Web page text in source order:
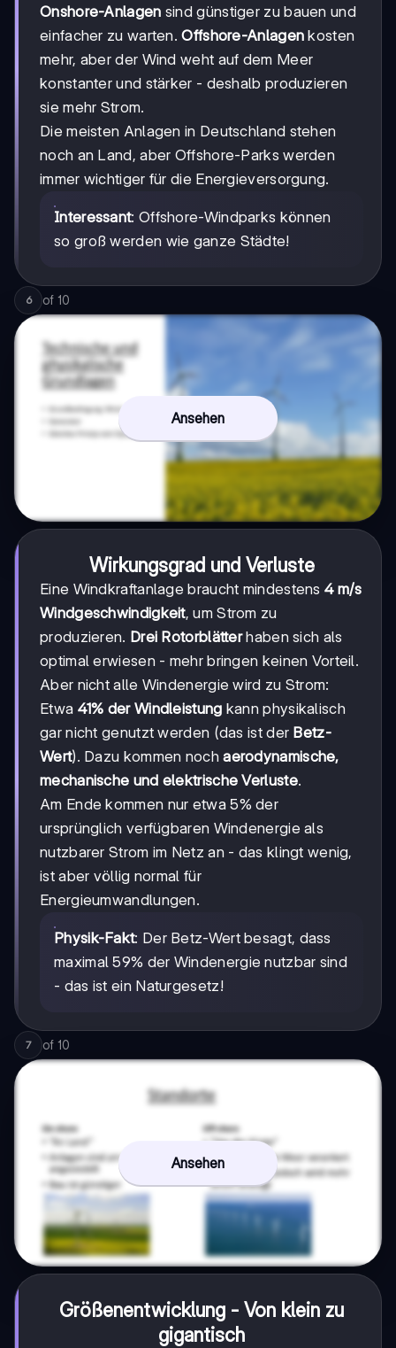
Onshore-Anlagen sind günstiger zu bauen und
einfacher zu warten.Offshore-Anlagen kosten
mehr, aber der Wind weht auf dem Meer
konstanter und stärker - deshalb produzieren
sie mehr Strom.
Die meisten Anlagen in Deutschland stehen
noch an Land, aber Offshore-Parks werden
immer wichtiger für die Energieversorgung.
Interessant: Offshore-Windparks können
so groß werden wie ganze Städte!
6 of 10
Ansehen
Wirkungsgrad und Verluste
Eine Windkraftanlage braucht mindestens 4 m/s
Windgeschwindigkeit, um Strom zu
produzieren. Drei Rotorblätterhaben sich als
optimal erwiesen - mehr bringen keinen Vorteil.
Aber nicht alle Windenergie wird zu Strom:
Etwa 41% der Windleistung kann physikalisch
gar nicht genutzt werden (das ist der Betz-
Wert). Dazu kommen nochaerodynamische,
mechanische und elektrische Verluste.
Am Ende kommen nur etwa 5% der
ursprünglich verfügbaren Windenergie als
nutzbarer Strom im Netz an - das klingt wenig,
ist aber völlig normal für
Energieumwandlungen.
Physik-Fakt: Der Betz-Wert besagt, dass
maximal 59% der Windenergie nutzbar sind
- das ist ein Naturgesetz!
7 of 10
Ansehen
Größenentwicklung - Von klein zu
gigantisch